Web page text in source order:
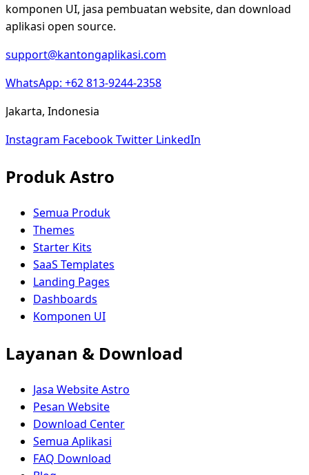
komponen UI, jasa pembuatan website, dan download
aplikasi open source.
support@kantongaplikasi.com
WhatsApp: +62 813-9244-2358
Jakarta, Indonesia
Instagram FacebookTwitter LinkedIn
Produk Astro
Semua Produk
Themes
Starter Kits
SaaS Templates
Landing Pages
Dashboards
Komponen UI
Layanan & Download
Jasa Website Astro
Pesan Website
Download Center
Semua Aplikasi
FAQ Download